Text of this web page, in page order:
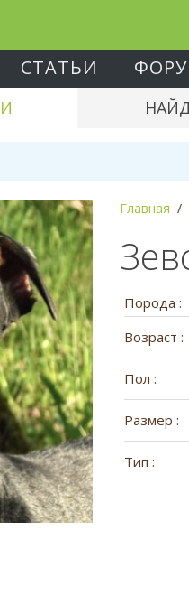
СТАТЬИ
Главная
Порода :
Возраст :
Пол :
Размер :
Тип :